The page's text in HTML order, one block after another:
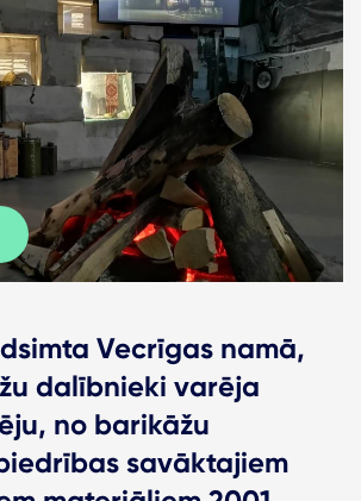
Vecrīgas namā,
dalībnieki varēja
no barikāžu
savāktajiem